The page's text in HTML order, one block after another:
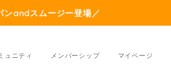
ンandスムージー登場／
マイページ
メンバーシップ
ュニティ